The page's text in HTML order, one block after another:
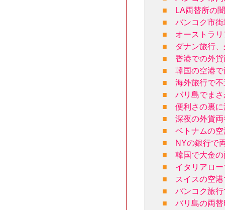
■
LA両替所の
■
バンコク市
■
オーストラ
■
ダナン旅行
■
香港での外
■
韓国の空港
■
海外旅行で
■
バリ島でま
■
便利さの裏
■
深夜の外貨
■
ベトナムの
■
NYの銀行で
■
韓国で大金
■
イタリアロ
■
スイスの空
■
バンコク旅
■
バリ島の両